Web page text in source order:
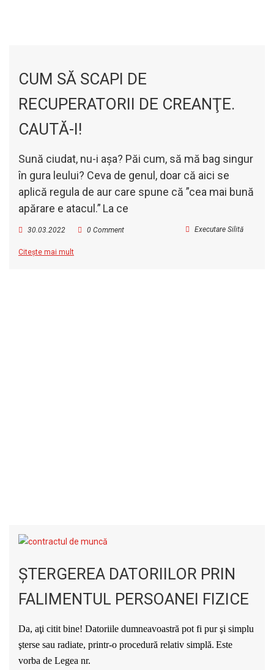
CUM SĂ SCAPI DE
RECUPERATORII DE CREANŢE.
CAUTĂ-I!
Sună ciudat, nu-i aşa? Păi cum, să mă bag singur
în gura leului? Ceva de genul, doar că aici se
aplică regula de aur care spune că ”cea mai bună
apărare e atacul.” La ce
30.03.2022 Executare Silită
0 Comment
Citește mai mult
ŞTERGEREA DATORIILOR PRIN
FALIMENTUL PERSOANEI FIZICE
Da, aţi citit bine! Datoriile dumneavoastră pot fi pur şi simplu
şterse sau radiate, printr-o procedură relativ simplă. Este
vorba de Legea nr.